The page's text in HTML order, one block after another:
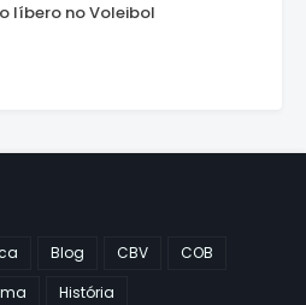
líbero no Voleibol
Blog CBV
COB
História